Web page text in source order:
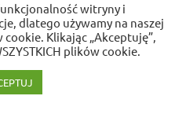
witryny i
dlatego używamy na naszej
Klikając „Akceptuję”,
plików cookie.